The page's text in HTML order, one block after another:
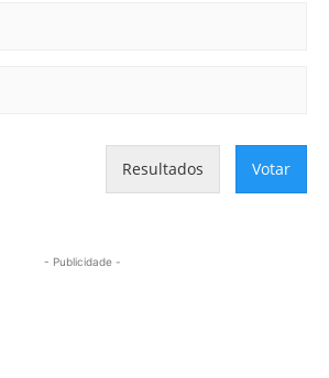
Resultados Votar
- Publicidade -